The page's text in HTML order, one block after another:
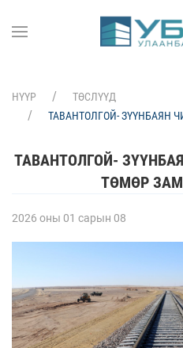
НҮҮР
ТӨСЛҮҮД
ТАВАНТОЛГОЙ- ЗҮҮНБАЯН
ТАВАНТОЛГОЙ-
ТӨМӨР
2026 оны 01 сарын 08